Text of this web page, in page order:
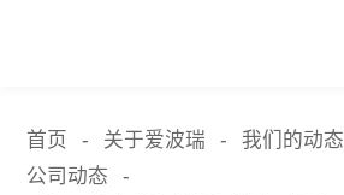
首页 - 关于爱波瑞 - 我们的动态
公司动态
-